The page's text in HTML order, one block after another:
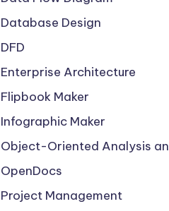
Database Design
DFD
Enterprise Architecture
Flipbook Maker
Infographic Maker
Object-Oriented Analysis
OpenDocs
Project Management